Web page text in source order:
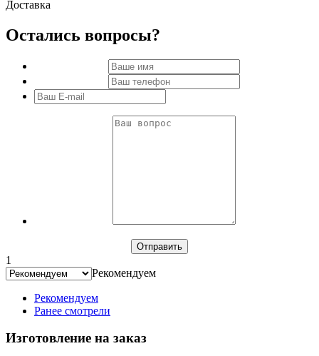
Доставка
Остались вопросы?
1
Рекомендуем
Рекомендуем
Ранее смотрели
Изготовление на заказ